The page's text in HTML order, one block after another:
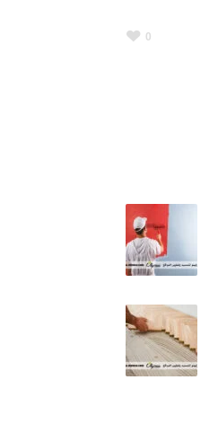
0